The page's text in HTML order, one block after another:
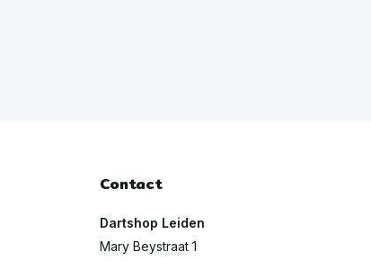
Contact
Dartshop Leiden
Mary Beystraat 1